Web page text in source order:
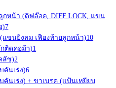
กหน้า (ดิฟล๊อค, DIFF LOCK, แขน
)7
ขนยิงลม เฟืองท้ายลูกหน้า)10
ติดคอม้า)1
ลัช)2
คันเร่ง)6
คันเร่ง) + ขาเบรค (แป้นเหยียบ